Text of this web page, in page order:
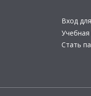
Вход
Учебная
Стать